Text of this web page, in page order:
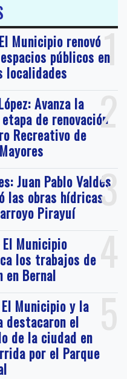
1
Municipio renovó
públicos en
2
Avanza la
de renovación
Recreativo de
3
Juan Pablo Valdés
las obras hídricas
Pirayuí
4
Municipio
los trabajos de
en Bernal
5
Municipio y la
destacaron el
de la ciudad en
por el Parque